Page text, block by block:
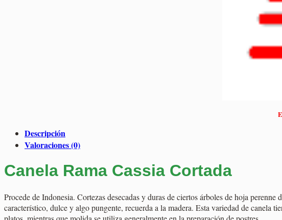
Descripción
Valoraciones (0)
Canela Rama Cassia Cortada
Procede de Indonesia. Cortezas desecadas y duras de ciertos árboles de hoja
característico, dulce y algo pungente, recuerda a la madera. Esta variedad de canela